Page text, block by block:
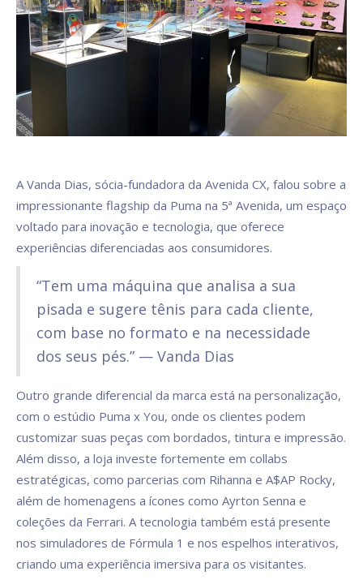
A Vanda Dias, sócia-fundadora da Avenida CX, falou sobre a
impressionante flagship da Puma na 5ª Avenida, um espaço
voltado para inovação e tecnologia, que oferece
experiências diferenciadas aos consumidores.
“Tem uma máquina que analisa a sua
pisada e sugere tênis para cada cliente,
com base no formato e na necessidade
dos seus pés.” — Vanda Dias
Outro grande diferencial da marca está na personalização,
com o estúdio Puma x You, onde os clientes podem
customizar suas peças com bordados, tintura e impressão.
Além disso, a loja investe fortemente em collabs
estratégicas, como parcerias com Rihanna e A$AP Rocky,
além de homenagens a ícones como Ayrton Senna e
coleções da Ferrari. A tecnologia também está presente
nos simuladores de Fórmula 1 e nos espelhos interativos,
criando uma experiência imersiva para os visitantes.